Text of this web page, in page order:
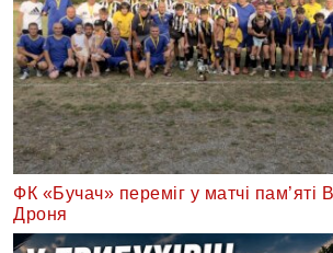
ФК «Бучач» переміг у матчі пам’яті
Дроня